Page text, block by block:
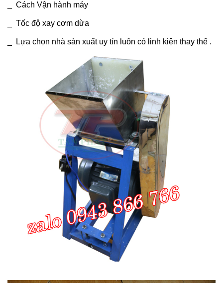
_ Cách Vận hành máy
_ Tốc độ xay cơm dừa
_ Lựa chọn nhà sản xuất uy tín luôn có linh kiện thay thế .